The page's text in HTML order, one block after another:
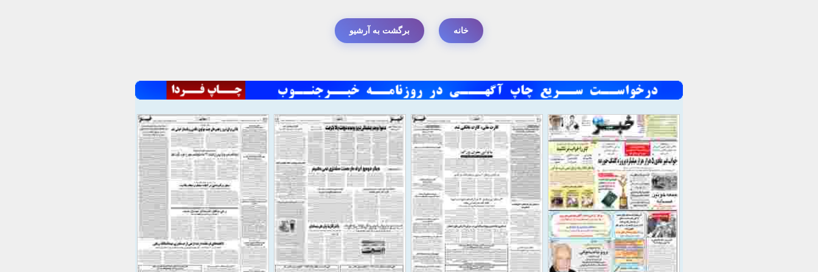
خانه برگشت به آرشیو